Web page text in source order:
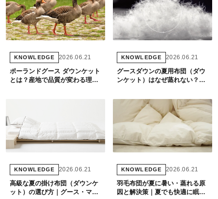
KNOWLEDGE 2026.06.21
ポーランドグース ダウンケット
とは？産地で品質が変わる理由
KNOWLEDGE 2026.06.21
グースダウンの夏用布団（ダウ
ンケット）はなぜ蒸れない？ダ
KNOWLEDGE 2026.06.21
高級な夏の掛け布団（ダウンケ
ット）の選び方｜グース・マザ
KNOWLEDGE 2026.06.21
羽毛布団が夏に暑い・蒸れる原
因と解決策｜夏でも快適に眠れ